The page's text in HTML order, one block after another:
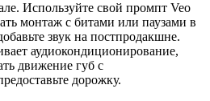
Используйте свой промпт Veo
монтаж с битами или паузами в
звук на постпродакшне.
аудиокондиционирование,
движение губ с
дорожку.